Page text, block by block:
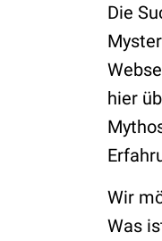
Die
hier
Wir
Was